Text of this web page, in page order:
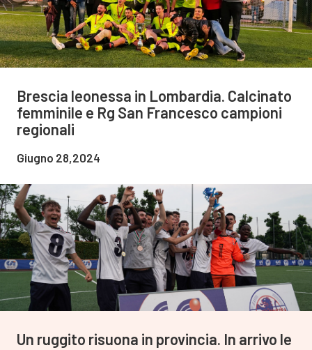
Brescia leonessa in Lombardia. Calcinato
femminile e Rg San Francesco campioni
regionali
Giugno 28,2024
Un ruggito risuona in provincia. In arrivo le